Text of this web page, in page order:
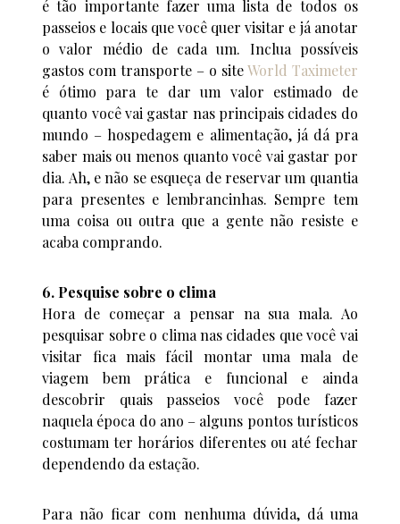
é tão importante fazer uma lista de todos os
passeios e locais que você quer visitar e já anotar
o valor médio de cada um. Inclua possíveis
gastos com transporte – o siteWorld Taximeter
é ótimo para te dar um valor estimado de
quanto você vai gastar nas principais cidades do
mundo – hospedagem e alimentação, já dá pra
saber mais ou menos quanto você vai gastar por
dia. Ah, e não se esqueça de reservar um quantia
para presentes e lembrancinhas. Sempre tem
uma coisa ou outra que a gente não resiste e
acaba comprando.
6. Pesquise sobre o clima
Hora de começar a pensar na sua mala. Ao
pesquisar sobre o clima nas cidades que você vai
visitar fica mais fácil montar uma mala de
viagem bem prática e funcional e ainda
descobrir quais passeios você pode fazer
naquela época do ano – alguns pontos turísticos
costumam ter horários diferentes ou até fechar
dependendo da estação.
Para não ficar com nenhuma dúvida, dá uma